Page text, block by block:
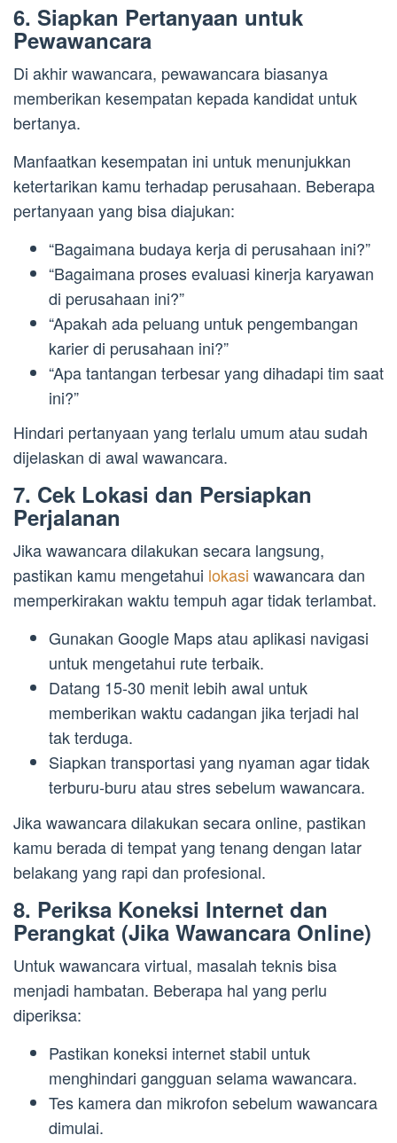
6. Siapkan Pertanyaan untuk
Pewawancara
Di akhir wawancara, pewawancara biasanya
memberikan kesempatan kepada kandidat untuk
bertanya.
Manfaatkan kesempatan ini untuk menunjukkan
ketertarikan kamu terhadap perusahaan. Beberapa
pertanyaan yang bisa diajukan:
“Bagaimana budaya kerja di perusahaan ini?”
“Bagaimana proses evaluasi kinerja karyawan
di perusahaan ini?”
“Apakah ada peluang untuk pengembangan
karier di perusahaan ini?”
“Apa tantangan terbesar yang dihadapi tim saat
ini?”
Hindari pertanyaan yang terlalu umum atau sudah
dijelaskan di awal wawancara.
7. Cek Lokasi dan Persiapkan
Perjalanan
Jika wawancara dilakukan secara langsung,
pastikan kamu mengetahui lokasi wawancara dan
memperkirakan waktu tempuh agar tidak terlambat.
Gunakan Google Maps atau aplikasi navigasi
untuk mengetahui rute terbaik.
Datang 15-30 menit lebih awal untuk
memberikan waktu cadangan jika terjadi hal
tak terduga.
Siapkan transportasi yang nyaman agar tidak
terburu-buru atau stres sebelum wawancara.
Jika wawancara dilakukan secara online, pastikan
kamu berada di tempat yang tenang dengan latar
belakang yang rapi dan profesional.
8. Periksa Koneksi Internet dan
Perangkat (Jika Wawancara Online)
Untuk wawancara virtual, masalah teknis bisa
menjadi hambatan. Beberapa hal yang perlu
diperiksa:
Pastikan koneksi internet stabil untuk
menghindari gangguan selama wawancara.
Tes kamera dan mikrofon sebelum wawancara
dimulai.